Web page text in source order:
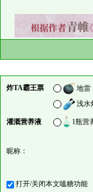
炸TA霸王票 地雷
浅水
灌溉营养液 1瓶营
昵称：
打开/关闭本文嗑糖功能